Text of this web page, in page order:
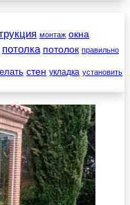
монтаж окна
потолка потолок правильно
стен укладка установить